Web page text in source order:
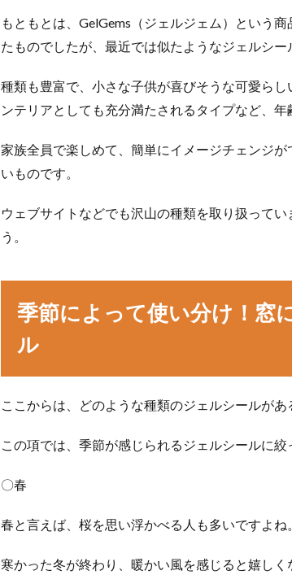
もともとは、GelGems（ジェルジェム）という
たものでしたが、最近では似たようなジェルシ
種類も豊富で、小さな子供が喜びそうな可愛ら
ンテリアとしても充分満たされるタイプなど、年
家族全員で楽しめて、簡単にイメージチェンジ
いものです。
ウェブサイトなどでも沢山の種類を取り扱って
う。
季節によって使い分け！窓
ル
ここからは、どのような種類のジェルシールが
この項では、季節が感じられるジェルシールに絞
〇春
春と言えば、桜を思い浮かべる人も多いですよね。
寒かった冬が終わり、暖かい風を感じると嬉しく